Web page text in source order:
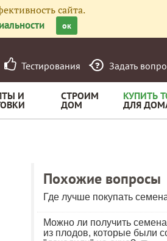
сайта.
ок
Тестирования Задать
И СТРОИМ
ДОМ
КУПИТЬ
ДЛЯ
Похожие вопросы
Где лучше покупать
Можно ли получить
из плодов, которые были